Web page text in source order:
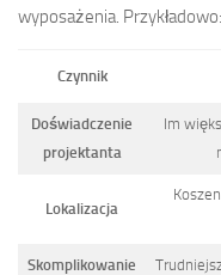
wyposażenia. Przykładowo:
Czynnik
Doświadczenie
projektanta
Im
Lokalizacja
Skomplikowanie